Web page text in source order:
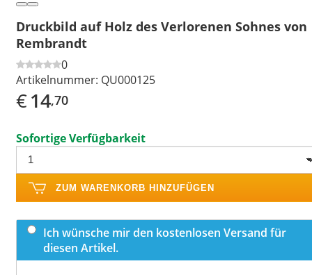
Druckbild auf Holz des Verlorenen Sohnes von
Rembrandt
0
Artikelnummer: QU000125
€14,70
Sofortige Verfügbarkeit
ZUM WARENKORB HINZUFÜGEN
Ich wünsche mir den kostenlosen Versand für
diesen Artikel.